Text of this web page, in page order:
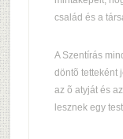
család és a
A Szentírás
döntõ tetteként
az õ atyját és
lesznek egy